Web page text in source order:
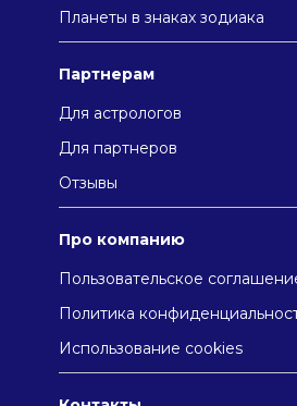
Плaнeты в знaкax зодиaкa
Партнерам
Для астрологов
Для партнеров
Отзывы
Про компанию
Пользовательское
Политика
Использование cookies